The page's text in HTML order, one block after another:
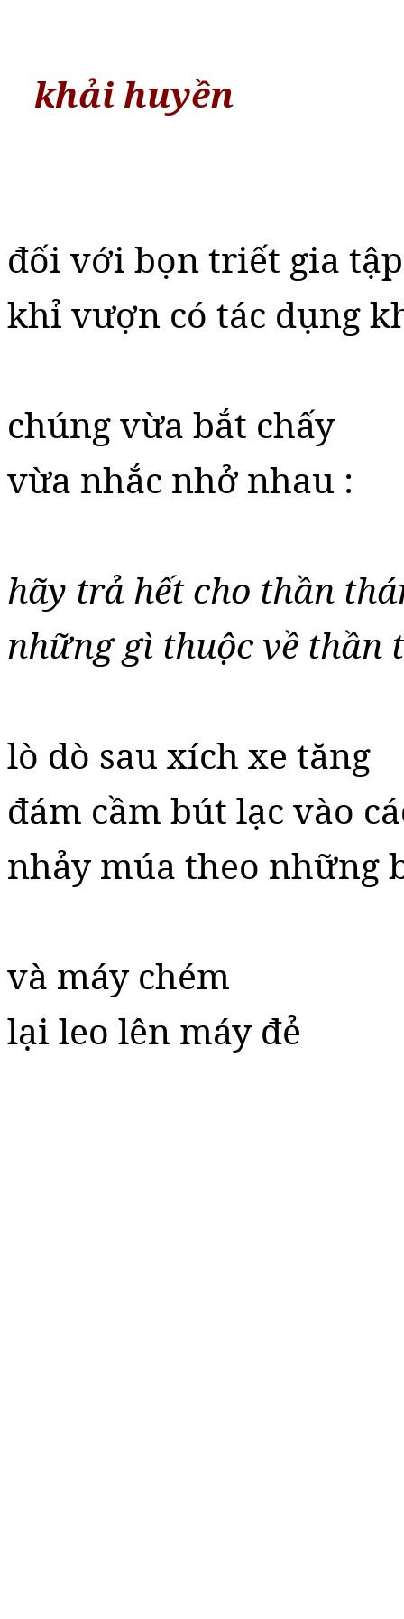
khải huyền
đối với bọn triết gia
khỉ vượn có tác dụng
chúng vừa bắt chấy
vừa nhắc nhở nhau :
hãy trả hết cho thần
những gì thuộc về thần
lò dò sau xích xe tăng
đám cầm bút lạc vào
nhảy múa theo những
và máy chém
lại leo lên máy đẻ